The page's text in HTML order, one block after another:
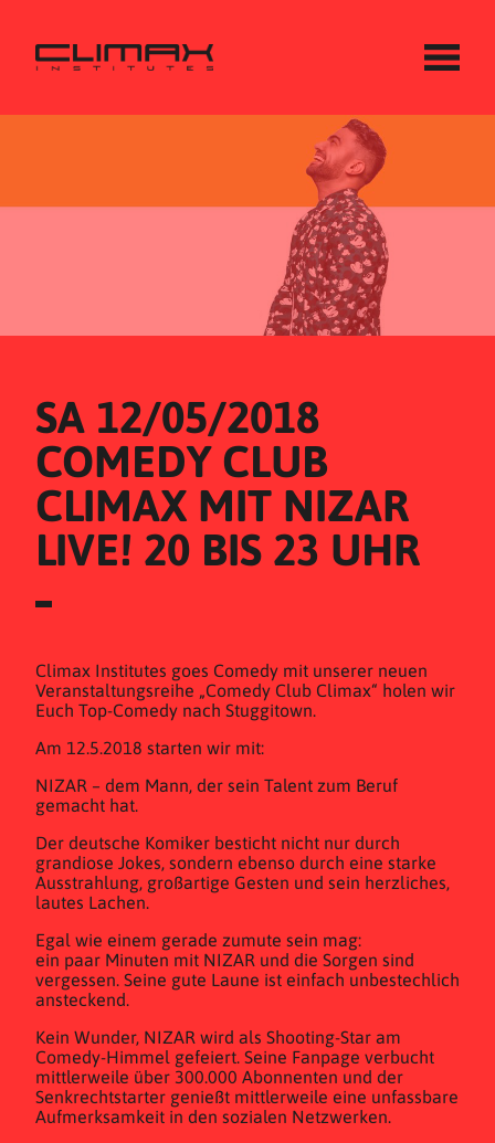
SA 12/05/2018
COMEDY CLUB
CLIMAX MIT NIZAR
LIVE! 20 BIS 23 UHR
Climax Institutes goes Comedy mit unserer neuen
Veranstaltungsreihe „Comedy Club Climax“ holen wir
Euch Top-Comedy nach Stuggitown.
Am 12.5.2018 starten wir mit:
NIZAR – dem Mann, der sein Talent zum Beruf
gemacht hat.
Der deutsche Komiker besticht nicht nur durch
grandiose Jokes, sondern ebenso durch eine starke
Ausstrahlung, großartige Gesten und sein herzliches,
lautes Lachen.
Egal wie einem gerade zumute sein mag:
ein paar Minuten mit NIZAR und die Sorgen sind
vergessen. Seine gute Laune ist einfach unbestechlich
ansteckend.
Kein Wunder, NIZAR wird als Shooting-Star am
Comedy-Himmel gefeiert. Seine Fanpage verbucht
mittlerweile über 300.000 Abonnenten und der
Senkrechtstarter genießt mittlerweile eine unfassbare
Aufmerksamkeit in den sozialen Netzwerken.